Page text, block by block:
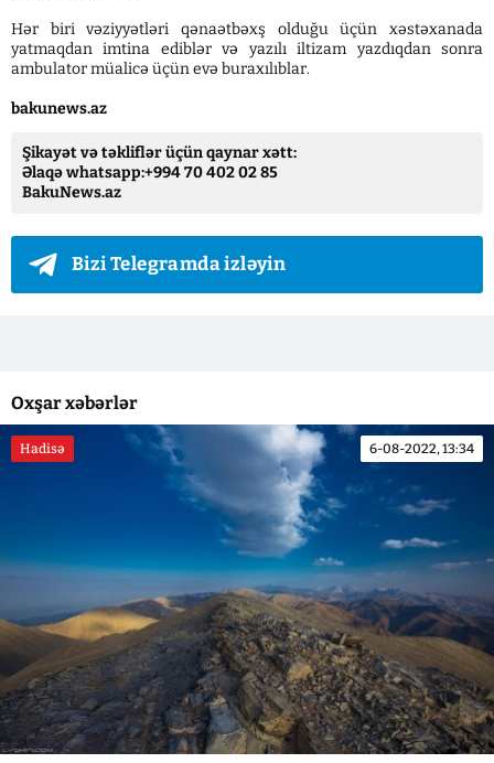
Hər biri vəziyyətləri qənaətbəxş olduğu üçün xəstəxanada
yatmaqdan imtina ediblər və yazılı iltizam yazdıqdan sonra
ambulator müalicə üçün evə buraxılıblar.
bakunews.az
Şikayət və təkliflər üçün qaynar xətt:
Əlaqə whatsapp:+994 70 402 02 85
BakuNews.az
Bizi Telegramda izləyin
Oxşar xəbərlər
Hadisə 6-08-2022, 13:34